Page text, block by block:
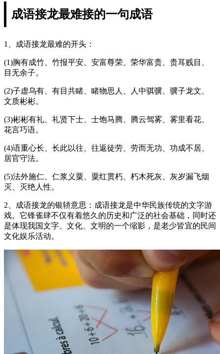
成语接龙最难接的一句成语
1、成语接龙最难的开头：
(1)胸有成竹、竹报平安、安富尊荣、荣华富贵、贵耳贱目、
目无余子。
(2)子虚乌有、有目共睹、睹物思人、人中骐骥、骥子龙文、
文质彬彬。
(3)彬彬有礼、礼贤下士、士饱马腾、腾云驾雾、雾里看花、
花言巧语。
(4)语重心长、长此以往、往返徒劳、劳而无功、功成不居、
居官守法。
(5)法外施仁、仁浆义粟、粟红贯朽、朽木死灰、灰岁漏飞烟
灭、灭绝人性。
2、成语接龙的银轿意思：成语接龙是中华民族传统的文字游
戏。它锋雀肆不仅有着悠久的历史和广泛的社会基础，同时还
是体现我国文字、文化、文明的一个缩影，是老少皆宜的民间
文化娱乐活动。